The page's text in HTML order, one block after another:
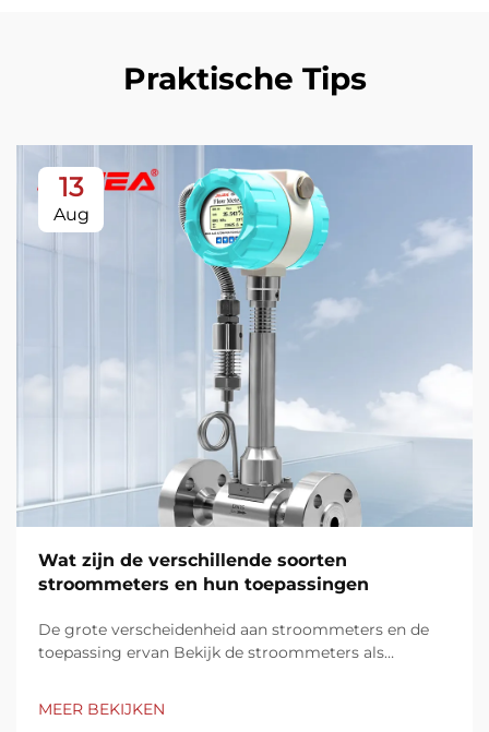
Praktische Tips
13
Aug
Wat zijn de verschillende soorten
stroommeters en hun toepassingen
De grote verscheidenheid aan stroommeters en de
toepassing ervan Bekijk de stroommeters als
meten. Ze zijn er in verschillende technologieën:
MEER BEKIJKEN